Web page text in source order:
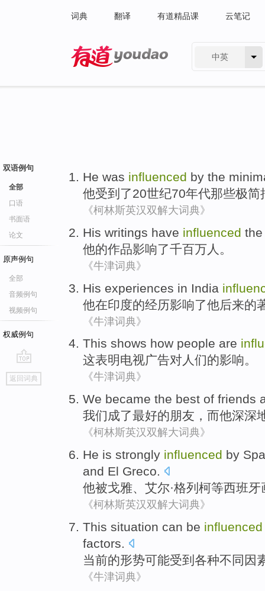
词典 翻译 有道精品课 云笔记
中英
双语例句
全部
口语
书面语
论文
原声例句
全部
音频例句
视频例句
权威例句
go
top
返回词典
He was influenced by the
他受到 了20世纪70年代那些极简
《柯林斯英汉双解大词典》
His writings have influenced
他的作品影响了千百万 人 。
《牛津词典》
His experiences in India
他在印度的经历影响了他后来的
《牛津词典》
This shows how people are
这表明电视广告对人们的影响。
《牛津词典》
We became the best of friends
我们成了最好的朋友 ， 而他深深
《柯林斯英汉双解大词典》
He is strongly influenced by
and El Greco.
他被戈雅、 艾尔·格列柯等西班牙
《柯林斯英汉双解大词典》
This situation can be influenced
factors.
当前的形势可能受到 各种不同 因
《牛津词典》